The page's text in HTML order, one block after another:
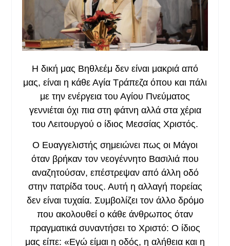
Η δική μας Βηθλεέμ δεν είναι μακριά από
μας, είναι η κάθε Αγία Τράπεζα όπου και πάλι
με την ενέργεια του Αγίου Πνεύματος
γεννιέται όχι πια στη φάτνη αλλά στα χέρια
του Λειτουργού ο ίδιος Μεσσίας Χριστός.
Ο Ευαγγελιστής σημειώνει πως οι Μάγοι
όταν βρήκαν τον νεογέννητο Βασιλιά που
αναζητούσαν, επέστρεψαν από άλλη οδό
στην πατρίδα τους. Αυτή η αλλαγή πορείας
δεν είναι τυχαία. Συμβολίζει τον άλλο δρόμο
που ακολουθεί ο κάθε άνθρωπος όταν
πραγματικά συναντήσει το Χριστό: Ο ίδιος
μας είπε: «Εγώ είμαι η οδός, η αλήθεια και η